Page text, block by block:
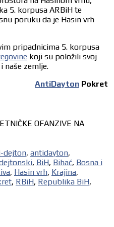
5. korpusa ARBiH te
poruku da je Hasin vrh
pripadnicima 5. korpusa
koji su položili svoj
naše zemlje.
AntiDayton Pokret
OFANZIVE NA
dejton, antidayton,
, BiH, Bihać, Bosna i
, Hasin vrh, Krajina,
, RBiH, Republika BiH,